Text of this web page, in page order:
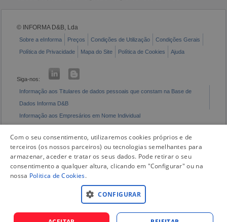
© INFORMA D&B, Lda
Sobre a eInforma Preços Condições de Utilização
Condições Gerais
Política de Privacidade
Mapa do Site Política de Cookies Ajuda
Siga-nos:
Informação aos Titulares de dados pessoais que constam na Base de
Dados Informa D&B
Informação aos Empresários em Nome Individual
Com o seu consentimento, utilizaremos cookies próprios e de
terceiros (os nossos parceiros) ou tecnologias semelhantes para
armazenar, aceder e tratar os seus dados. Pode retirar o seu
consentimento a qualquer altura, clicando em "Configurar" ou na
nossa Politica de Cookies.
CONFIGURAR